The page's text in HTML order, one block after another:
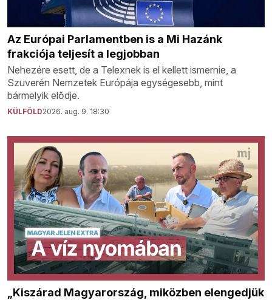
Az Európai Parlamentben is a Mi Hazánk
frakciója teljesít a legjobban
Nehezére esett, de a Telexnek is el kellett ismernie, a
Szuverén Nemzetek Európája egységesebb, mint
bármelyik elődje.
KÜLFÖLD2026. aug. 9. 18:30
„Kiszárad Magyarország, miközben elengedjük